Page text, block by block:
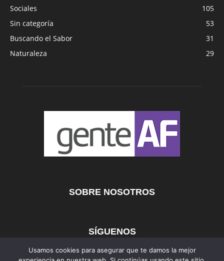
Sociales
105
Sin categoría
53
Buscando el Sabor
31
Naturaleza
29
SOBRE NOSOTROS
SÍGUENOS
Usamos cookies para asegurar que te damos la mejor